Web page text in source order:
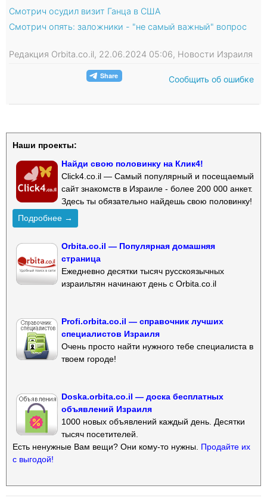
Смотрич осудил визит Ганца в США
Смотрич опять: заложники - "не самый важный" вопрос
Редакция Orbita.co.il, 22.06.2024 05:06, Новости Израиля
Сообщить об ошибке
Наши проекты:
Найди свою половинку на Клик4!
Click4.co.il — Самый популярный и посещаемый
сайт знакомств в Израиле - более 200 000 анкет.
Здесь ты обязательно найдешь свою половинку!
Подробнее →
Orbita.co.il — Популярная домашняя
страница
Ежедневно десятки тысяч русскоязычных
израильтян начинают день с Orbita.co.il
Profi.orbita.co.il — справочник лучших
специалистов Израиля
Очень просто найти нужного тебе специалиста в
твоем городе!
Doska.orbita.co.il — доска бесплатных
объявлений Израиля
1000 новых объявлений каждый день. Десятки
тысяч посетителей.
Есть ненужные Вам вещи? Они кому-то нужны. Продайте их
с выгодой!